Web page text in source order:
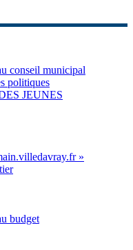
conseil municipal
politiques
JEUNES
»
budget